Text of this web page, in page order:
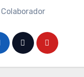
Colaborador